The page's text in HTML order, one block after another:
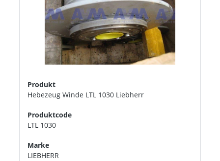
Produkt
Hebezeug Winde LTL 1030 Liebherr
Produktcode
LTL 1030
Marke
LIEBHERR